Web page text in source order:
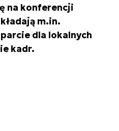
na konferencji
m.in.
dla lokalnych
kadr.